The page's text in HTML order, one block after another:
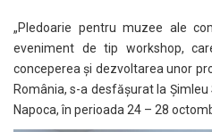
„Pledoarie pentru muzee ale
eveniment de tip workshop,
conceperea și dezvoltarea unor
România, s-a desfășurat la Șimleu
Napoca, în perioada 24 – 28